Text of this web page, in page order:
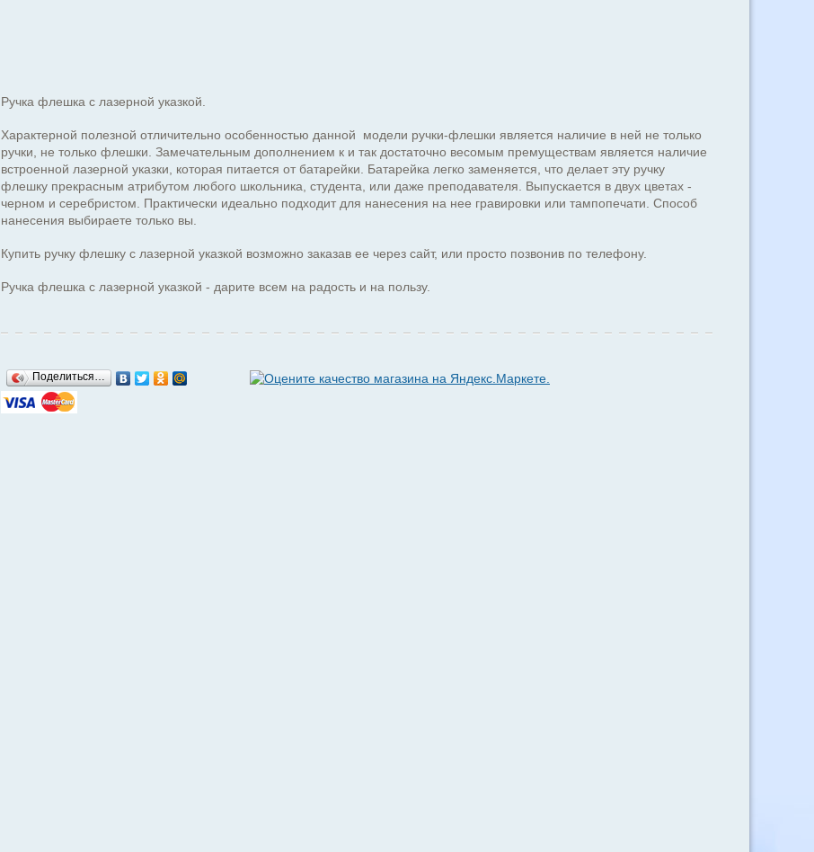
Ручка флешка с лазерной указкой.
Характерной полезной отличительно особенностью данной модели ручки-флешки является наличие в ней не только
ручки, не только флешки. Замечательным дополнением к и так достаточно весомым премуществам является наличие
встроенной лазерной указки, которая питается от батарейки. Батарейка легко заменяется, что делает эту ручку
флешку прекрасным атрибутом любого школьника, студента, или даже преподавателя. Выпускается в двух цветах -
черном и серебристом. Практически идеально подходит для нанесения на нее гравировки или тампопечати. Способ
нанесения выбираете только вы.
Купить ручку флешку с лазерной указкой возможно заказав ее через сайт, или просто позвонив по телефону.
Ручка флешка с лазерной указкой - дарите всем на радость и на пользу.
Поделиться…